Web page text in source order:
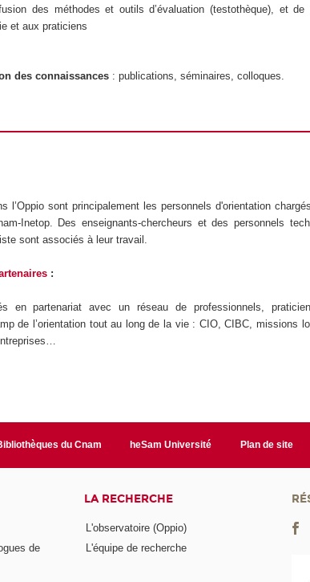
des méthodes et outils d’évaluation (testothèque), et de
et aux praticiens
des connaissances : publications, séminaires, colloques.
l’Oppio sont principalement les personnels d'orientation
Inetop. Des enseignants-chercheurs et des personnels
sont associés à leur travail.
:
en partenariat avec un réseau de professionnels,
de l’orientation tout au long de la vie : CIO, CIBC, missions
du Cnam heSam Université Plan de site
de
LA RECHERCHE
L'observatoire (Oppio)
L'équipe de recherche